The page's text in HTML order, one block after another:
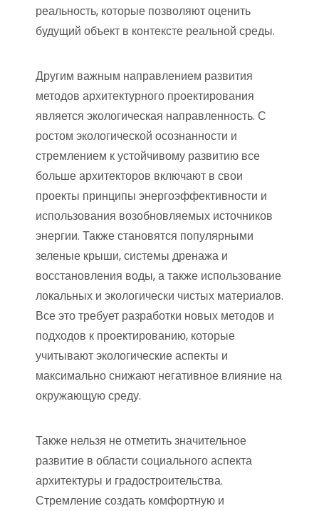
реальность, которые позволяют оценить
будущий объект в контексте реальной среды.
Другим важным направлением развития
методов архитектурного проектирования
является экологическая направленность. С
ростом экологической осознанности и
стремлением к устойчивому развитию все
больше архитекторов включают в свои
проекты принципы энергоэффективности и
использования возобновляемых источников
энергии. Также становятся популярными
зеленые крыши, системы дренажа и
восстановления воды, а также использование
локальных и экологически чистых материалов.
Все это требует разработки новых методов и
подходов к проектированию, которые
учитывают экологические аспекты и
максимально снижают негативное влияние на
окружающую среду.
Также нельзя не отметить значительное
развитие в области социального аспекта
архитектуры и градостроительства.
Стремление создать комфортную и